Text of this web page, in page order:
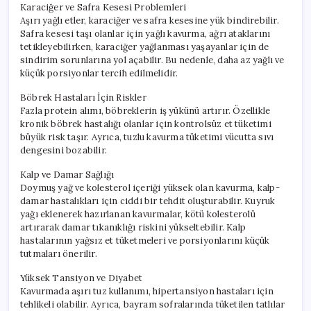
Karaciğer ve Safra Kesesi Problemleri
Aşırı yağlı etler, karaciğer ve safra kesesine yük bindirebilir.
Safra kesesi taşı olanlar için yağlı kavurma, ağrı ataklarını
tetikleyebilirken, karaciğer yağlanması yaşayanlar için de
sindirim sorunlarına yol açabilir. Bu nedenle, daha az yağlı ve
küçük porsiyonlar tercih edilmelidir.
Böbrek Hastaları İçin Riskler
Fazla protein alımı, böbreklerin iş yükünü artırır. Özellikle
kronik böbrek hastalığı olanlar için kontrolsüz et tüketimi
büyük risk taşır. Ayrıca, tuzlu kavurma tüketimi vücutta sıvı
dengesini bozabilir.
Kalp ve Damar Sağlığı
Doymuş yağ ve kolesterol içeriği yüksek olan kavurma, kalp-
damar hastalıkları için ciddi bir tehdit oluşturabilir. Kuyruk
yağı eklenerek hazırlanan kavurmalar, kötü kolesterolü
artırarak damar tıkanıklığı riskini yükseltebilir. Kalp
hastalarının yağsız et tüketmeleri ve porsiyonlarını küçük
tutmaları önerilir.
Yüksek Tansiyon ve Diyabet
Kavurmada aşırı tuz kullanımı, hipertansiyon hastaları için
tehlikeli olabilir. Ayrıca, bayram sofralarında tüketilen tatlılar